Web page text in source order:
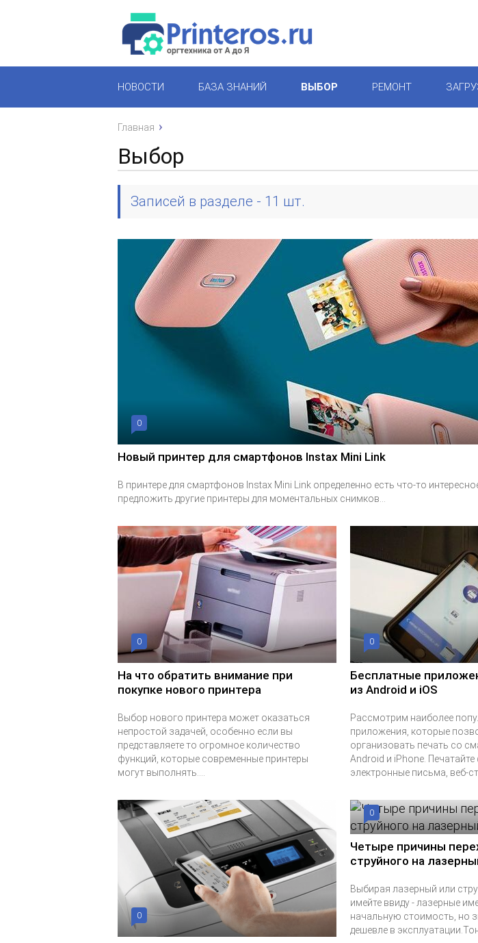
НОВОСТИ БАЗА ЗНАНИЙ ВЫБОР РЕМОНТ
Главная
Выбор
Записей в разделе - 11 шт.
0
Новый принтер для смартфонов Instax Mini Link
В принтере для смартфонов Instax Mini Link определенно есть что-то
предложить другие принтеры для моментальных снимков...
0
На что обратить внимание при
покупке нового принтера
Выбор нового принтера может оказаться
непростой задачей, особенно если вы
представляете то огромное количество
функций, которые современные принтеры
могут выполнять....
0
Бесплатные
из Android и iOS
Рассмотрим наиболее
приложения, которые
организовать печать со
Android и iPhone.
электронные письма, веб-
0
0
Четыре причины
струйного на
Выбирая лазерный или
имейте ввиду - лазерные
начальную стоимость, но
дешевле в